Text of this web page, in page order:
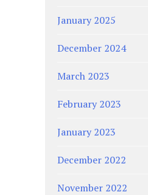
January 2025
December 2024
March 2023
February 2023
January 2023
December 2022
November 2022